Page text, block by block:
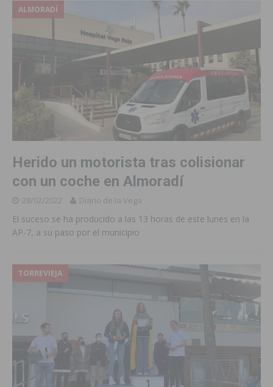
ALMORADÍ
Herido un motorista tras colisionar
con un coche en Almoradí
28/02/2022 Diario de la Vega
El suceso se ha producido a las 13 horas de este lunes en la
AP-7, a su paso por el municipio
TORREVIEJA